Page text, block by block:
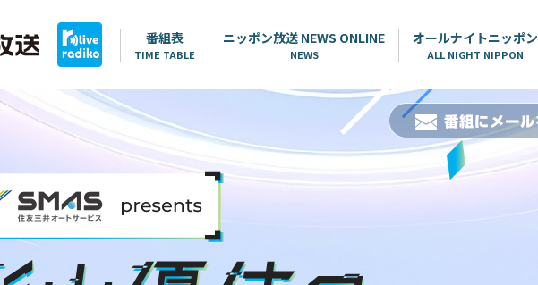
番組表
TIME TABLE
ニッポン放送 NEWS ONLINE
NEWS
オールナイトニッポン
ALL NIGHT NIPPON